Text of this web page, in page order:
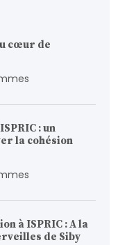
cœur de
: un
la cohésion
à ISPRIC : A la
de Siby